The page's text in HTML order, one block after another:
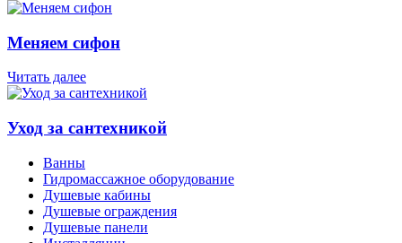
Меняем сифон
Читать далее
Уход за сантехникой
Ванны
Гидромассажное оборудование
Душевые кабины
Душевые ограждения
Душевые панели